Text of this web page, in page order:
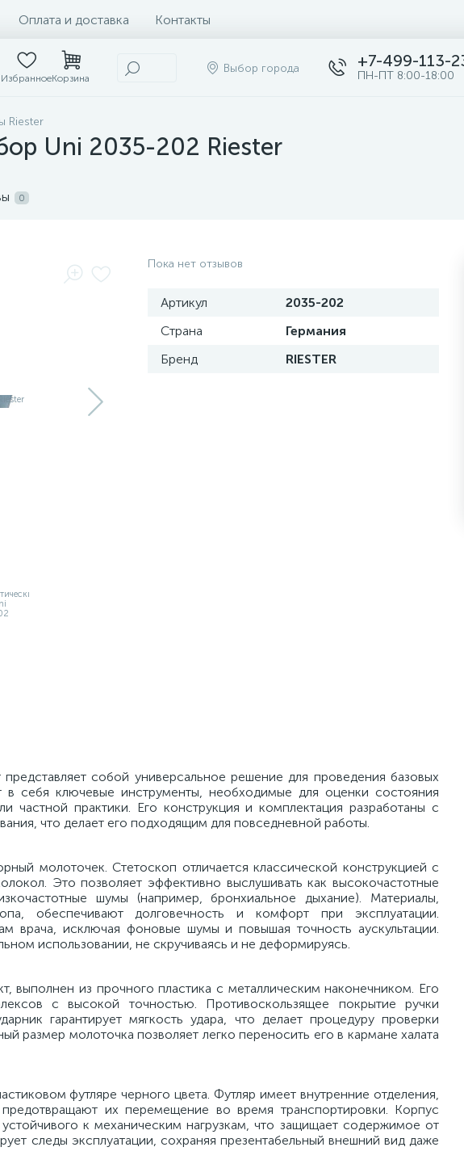
Оплата и доставка Контакты
ИзбранноеКорзина
Выбор города +7-499-113-
ПН-ПТ 8:00-18:00
Riester
Uni 2035-202 Riester
0
Пока нет отзывов
Артикул
2035-202
Страна
Германия
Бренд
RIESTER
собой универсальное решение для проведения базовых
себя ключевые инструменты, необходимые для оценки состояния
частной практики. Его конструкция и комплектация разработаны с
что делает его подходящим для повседневной работы.
молоточек. Стетоскоп отличается классической конструкцией с
Это позволяет эффективно выслушивать как высокочастотные
шумы (например, бронхиальное дыхание). Материалы,
обеспечивают долговечность и комфорт при эксплуатации.
врача, исключая фоновые шумы и повышая точность аускультации.
использовании, не скручиваясь и не деформируясь.
выполнен из прочного пластика с металлическим наконечником. Его
с высокой точностью. Противоскользящее покрытие ручки
гарантирует мягкость удара, что делает процедуру проверки
размер молоточка позволяет легко переносить его в кармане халата
футляре черного цвета. Футляр имеет внутренние отделения,
их перемещение во время транспортировки. Корпус
к механическим нагрузкам, что защищает содержимое от
следы эксплуатации, сохраняя презентабельный внешний вид даже